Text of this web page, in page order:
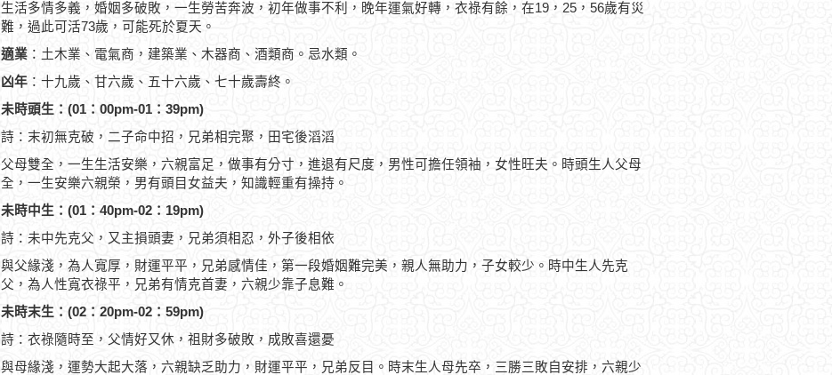
生活多情多義，婚姻多破敗，一生勞苦奔波，初年做事不利，晚年運氣好轉，衣祿有餘，在19，25，56歲有災
難，過此可活73歲，可能死於夏天。
適業 ：土木業、電氣商，建築業、木器商、酒類商。忌水類。
凶年 ：十九歲、甘六歲、五十六歲、七十歲壽終。
未時頭生：(01：00pm-01：39pm)
詩：末初無克破，二子命中招，兄弟相完聚，田宅後滔滔
父母雙全，一生生活安樂，六親富足，做事有分寸，進退有尺度，男性可擔任領袖，女性旺夫。時頭生人父母
全，一生安樂六親榮，男有頭目女益夫，知識輕重有操持。
未時中生：(01：40pm-02：19pm)
詩：未中先克父，又主損頭妻，兄弟須相忍，外子後相依
與父緣淺，為人寬厚，財運平平，兄弟感情佳，第一段婚姻難完美，親人無助力，子女較少。時中生人先克
父，為人性寬衣祿平，兄弟有情克首妻，六親少靠子息難。
未時末生：(02：20pm-02：59pm)
詩：衣祿隨時至，父情好又休，祖財多破敗，成敗喜還憂
與母緣淺，運勢大起大落，六親缺乏助力，財運平平，兄弟反目。時末生人母先卒，三勝三敗自安排，六親少